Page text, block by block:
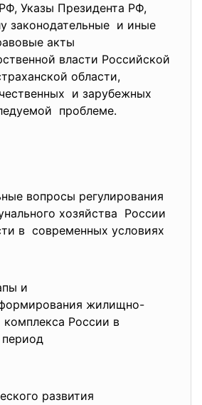
Указы Президента РФ,
законодательные и иные
акты
власти Российской
области,
и зарубежных
проблеме.
вопросы регулирования
хозяйства России
в современных условиях
и
жилищно-
России в
развития